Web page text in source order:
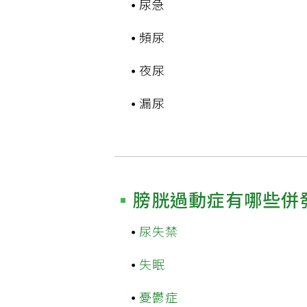
尿急
頻尿
夜尿
漏尿
膀胱過動症有哪些併
尿失禁
失眠
憂鬱症